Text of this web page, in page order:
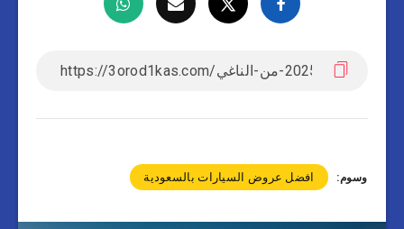
وسوم: افضل عروض السيارات بالسعودية